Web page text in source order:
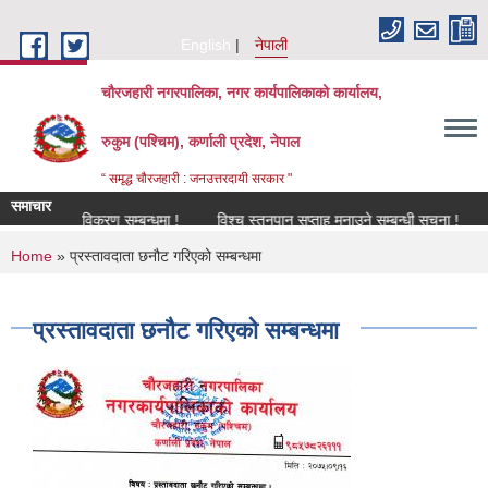
English
नेपाली
चौरजहारी नगरपालिका, नगर कार्यपालिकाको कार्यालय,
रुकुम (पश्चिम), कर्णाली प्रदेश, नेपाल
“ समृद्ध चौरजहारी : जनउत्तरदायी सरकार "
समाचार
नविकरण सम्बन्धमा !
विश्च स्तनपान सप्ताह मनाउने सम्बन्धी सूचना !
You are here
Home » प्रस्तावदाता छनौट गरिएको सम्बन्धमा
प्रस्तावदाता छनौट गरिएको सम्बन्धमा